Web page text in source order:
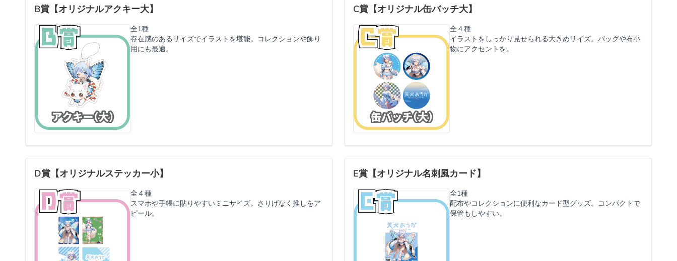
B賞【オリジナルアクキー大】
全1種
存在感のあるサイズでイラストを堪能。コレクションや飾り
用にも最適。
C賞【オリジナル缶バッチ大】
全４種
イラストをしっかり見せられる大きめサイズ。バッグや布小
物にアクセントを。
D賞【オリジナルステッカー小】
全４種
スマホや手帳に貼りやすいミニサイズ。さりげなく推しをア
ピール。
E賞【オリジナル名刺風カード】
全1種
配布やコレクションに便利なカード型グッズ。コンパクトで
保管もしやすい。